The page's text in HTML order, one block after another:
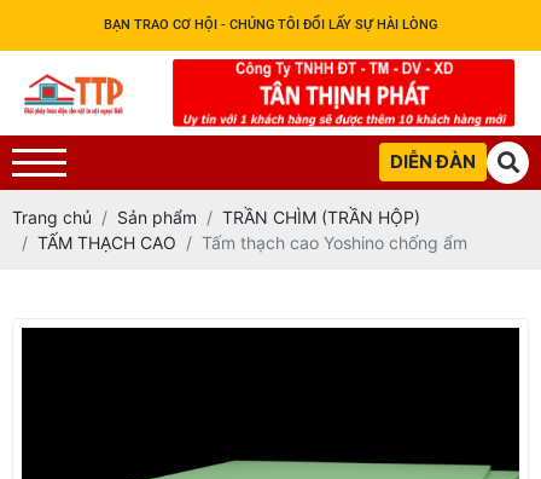
BẠN TRAO CƠ HỘI - CHÚNG TÔI ĐỔI LẤY SỰ HÀI LÒNG
DIỄN ĐÀN
Trang chủ Sản phẩm
TRẦN CHÌM (TRẦN HỘP)
TẤM THẠCH CAO
Tấm thạch cao Yoshino chống ẩm